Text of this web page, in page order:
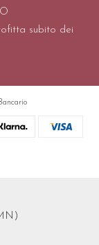
subito dei